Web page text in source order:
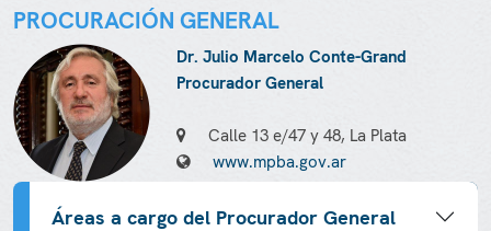
PROCURACIÓN GENERAL
Dr. Julio Marcelo Conte-Grand
Procurador General
Calle 13 e/47 y 48, La Plata
www.mpba.gov.ar
Áreas a cargo del Procurador General